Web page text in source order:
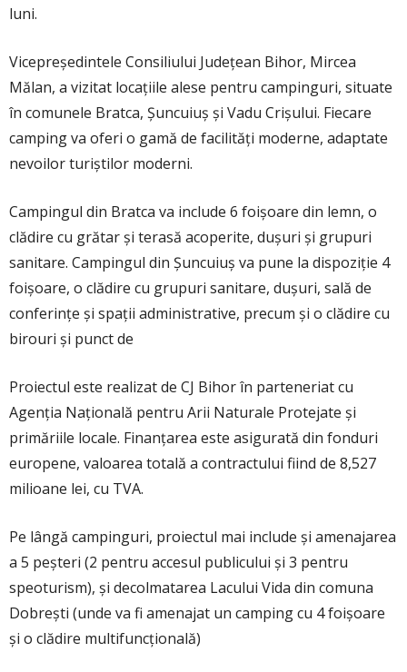
luni.
Vicepreședintele Consiliului Județean Bihor, Mircea
Mălan, a vizitat locațiile alese pentru campinguri, situate
în comunele Bratca, Șuncuiuș și Vadu Crișului. Fiecare
camping va oferi o gamă de facilități moderne, adaptate
nevoilor turiștilor moderni.
Campingul din Bratca va include 6 foișoare din lemn, o
clădire cu grătar și terasă acoperite, dușuri și grupuri
sanitare. Campingul din Șuncuiuș va pune la dispoziție 4
foișoare, o clădire cu grupuri sanitare, dușuri, sală de
conferințe și spații administrative, precum și o clădire cu
birouri și punct de
Proiectul este realizat de CJ Bihor în parteneriat cu
Agenția Națională pentru Arii Naturale Protejate și
primăriile locale. Finanțarea este asigurată din fonduri
europene, valoarea totală a contractului fiind de 8,527
milioane lei, cu TVA.
Pe lângă campinguri, proiectul mai include și amenajarea
a 5 peșteri (2 pentru accesul publicului și 3 pentru
speoturism), și decolmatarea Lacului Vida din comuna
Dobrești (unde va fi amenajat un camping cu 4 foișoare
și o clădire multifuncțională)